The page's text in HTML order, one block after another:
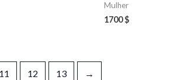
Mulher
1700$
11 12 13 →